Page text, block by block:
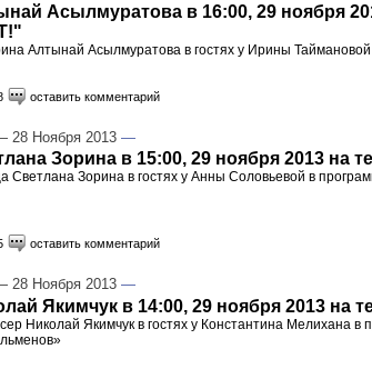
Асылмуратова в 16:00, 29 ноября
Алтынай Асылмуратова в гостях у Ирины Таймановой
оставить комментарий
28 Ноября 2013 —
Зорина в 15:00, 29 ноября 2013 на
Светлана Зорина в гостях у Анны Соловьевой в
оставить комментарий
28 Ноября 2013 —
Якимчук в 14:00, 29 ноября 2013 на
Николай Якимчук в гостях у Константина Мелихана в